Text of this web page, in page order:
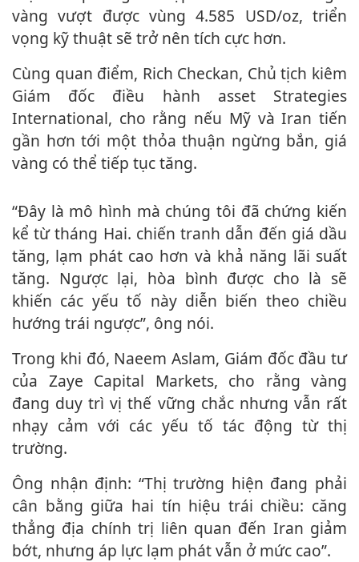
vàng vượt được vùng 4.585 USD/oz, triển
vọng kỹ thuật sẽ trở nên tích cực hơn.
Cùng quan điểm, Rich Checkan, Chủ tịch kiêm
Giám đốc điều hành as‌set Strategies
International, cho rằng nếu Mỹ và Iran tiến
gần hơn tới một thỏa thuận ngừng bắn, giá
vàng có thể tiếp tục tăng.
“Đây là mô hình mà chúng tôi đã chứng kiến
kể từ tháng Hai. chiến tranh dẫn đến giá dầu
tăng, lạm phát cao hơn và khả năng lãi suất
tăng. Ngược lại, hòa bình được cho là sẽ
khiến các yếu tố này diễn biến theo chiều
hướng trái ngược”, ông nói.
Trong khi đó, Naeem Aslam, Giám đốc đầu tư
của Zaye Capital Markets, cho rằng vàng
đang duy trì vị thế vững chắc nhưng vẫn rất
nhạ‌y cả‌m với các yếu tố tác động từ thị
trường.
Ông nhận định: “Thị trường hiện đang phải
cân bằng giữa hai tín hiệu trái chiều: căng
thẳng địa chính trị liên quan đến Iran giảm
bớt, nhưng áp lực lạm phát vẫn ở mức cao”.